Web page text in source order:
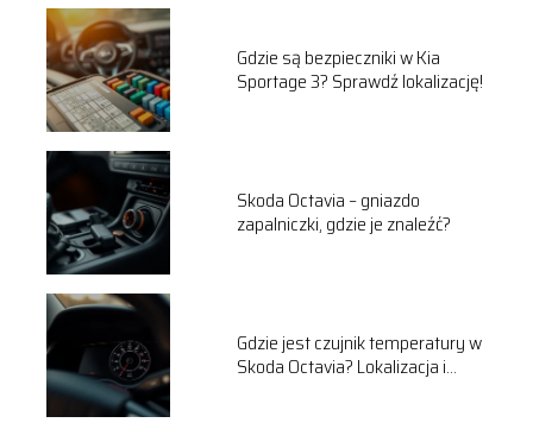
Gdzie są bezpieczniki w Kia
Sportage 3? Sprawdź lokalizację!
Skoda Octavia – gniazdo
zapalniczki, gdzie je znaleźć?
Gdzie jest czujnik temperatury w
Skoda Octavia? Lokalizacja i